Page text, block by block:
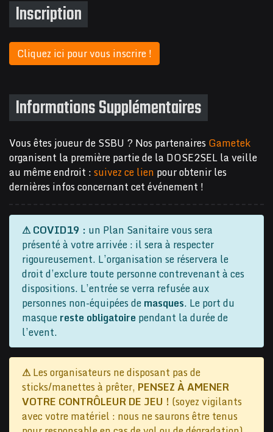
Inscription
Cliquez ici pour vous inscrire !
Informations Supplémentaires
Vous êtes joueur de SSBU ? Nos partenairesGametek
organisent la première partie de la DOSE2SEL la veille
au même endroit :suivez ce lien pour obtenir les
dernières infos concernant cet événement !
⚠COVID19 : un Plan Sanitaire vous sera
présenté à votre arrivée : il sera à respecter
rigoureusement. L’organisation se réservera le
droit d’exclure toute personne contrevenant à ces
dispositions. L’entrée se verra refusée aux
personnes non-équipées demasques. Le port du
masquereste obligatoirependant la durée de
l’event.
⚠Les organisateurs ne disposant pas de
sticks/manettes à prêter, PENSEZ À AMENER
VOTRE CONTRÔLEUR DE JEU ! (soyez vigilants
avec votre matériel : nous ne saurons être tenus